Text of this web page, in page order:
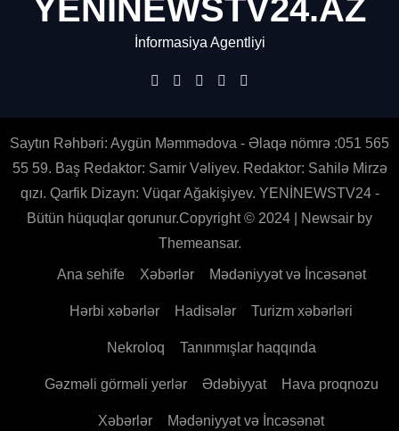
YENINEWSTV24.AZ
İnformasiya Agentliyi
Saytın Rəhbəri: Aygün Məmmədova - Əlaqə nömrə :051 565
55 59. Baş Redaktor: Samir Vəliyev. Redaktor: Sahilə Mirzə
qızı. Qarfik Dizayn: Vüqar Ağakişiyev. YENİNEWSTV24 -
Bütün hüquqlar qorunur.Copyright © 2024
Newsair by
Themeansar.
Ana sehife Xəbərlər Mədəniyyət və İncəsənət
Hərbi xəbərlər Hadisələr Turizm xəbərləri
Nekroloq Tanınmışlar haqqında
Gəzməli görməli yerlər Ədəbiyyat Hava proqnozu
Xəbərlər Mədəniyyət və İncəsənət